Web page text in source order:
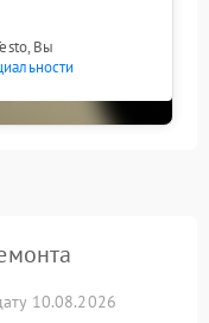
Вы
10.08.2026